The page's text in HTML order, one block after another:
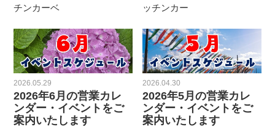
チンカーベ
ッチンカー
2026.05.29
2026年6月の営業カレ
ンダー・イベントをご
案内いたします
2026.04.30
2026年5月の営業カレ
ンダー・イベントをご
案内いたします